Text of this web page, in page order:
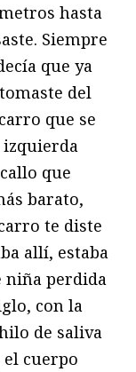
hasta
Siempre
que ya
del
que se
que
barato,
te diste
allí, estaba
niña perdida
con la
de saliva
cuerpo